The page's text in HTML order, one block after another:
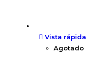
Vista rápida
Agotado